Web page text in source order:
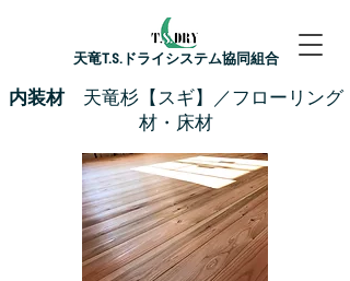
​天竜T.S.ドライシステム協同組合
内装材 天竜杉【スギ】／フローリング
材・床材